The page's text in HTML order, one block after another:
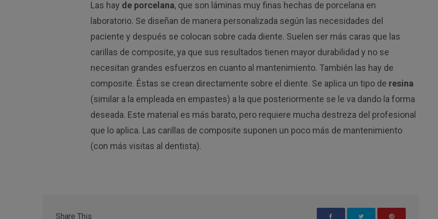
Las hay de porcelana, que son láminas muy finas hechas de porcelana en
laboratorio. Se diseñan de manera personalizada según las necesidades del
paciente y después se colocan sobre cada diente. Suelen ser más caras que las
carillas de composite, ya que sus resultados tienen mayor durabilidad y no se
necesitan grandes esfuerzos en cuanto al mantenimiento. También las hay de
composite. Éstas se crean directamente sobre el diente. Se aplica un tipo de resina
(similar a la empleada en empastes) a la que posteriormente se le va dando la forma
deseada. Este material es más barato, pero requiere mucha destreza del profesional
que lo aplica. Las carillas de composite suponen un poco más de mantenimiento
(con más visitas al dentista).
Share This